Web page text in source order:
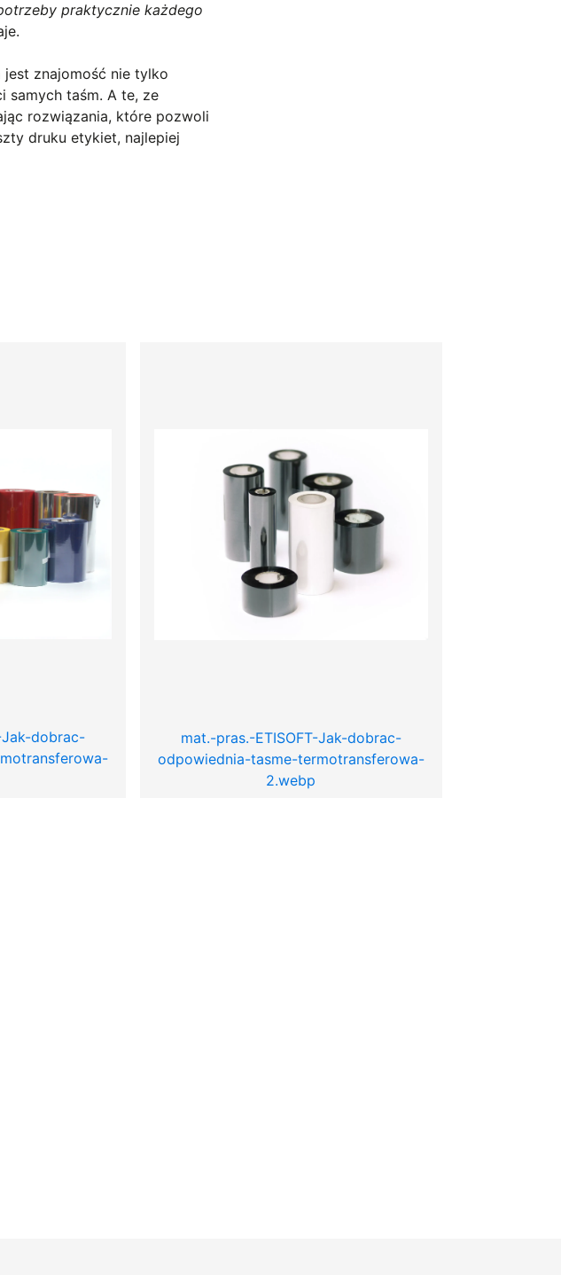
praktycznie każdego
znajomość nie tylko
samych taśm. A te, ze
rozwiązania, które pozwoli
druku etykiet, najlepiej
Jak-dobrac-
mat.-pras.-ETISOFT-Jak-dobrac-
odpowiednia-tasme-termotransferowa-
2.webp